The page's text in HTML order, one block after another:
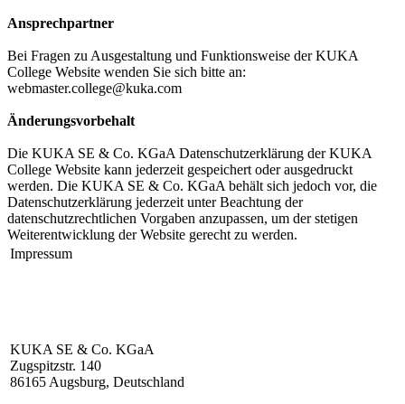
Ansprechpartner
Bei Fragen zu Ausgestaltung und Funktionsweise der KUKA
College Website wenden Sie sich bitte an:
webmaster.college@kuka.com
Änderungsvorbehalt
Die KUKA SE & Co. KGaA Datenschutzerklärung der KUKA
College Website kann jederzeit gespeichert oder ausgedruckt
werden. Die KUKA SE & Co. KGaA behält sich jedoch vor, die
Datenschutzerklärung jederzeit unter Beachtung der
datenschutzrechtlichen Vorgaben anzupassen, um der stetigen
Weiterentwicklung der Website gerecht zu werden.
Impressum
KUKA SE & Co. KGaA
Zugspitzstr. 140
86165 Augsburg, Deutschland